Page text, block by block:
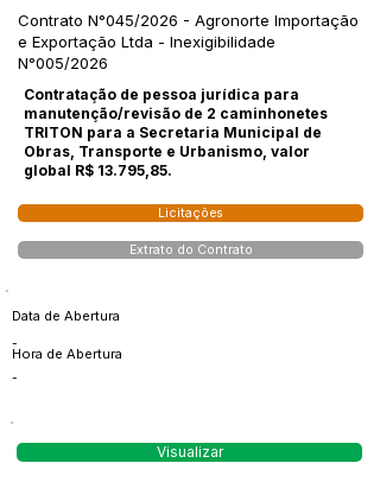
Contrato N°045/2026 - Agronorte Importação
e Exportação Ltda - Inexigibilidade
N°005/2026
Contratação de pessoa jurídica para
manutenção/revisão de 2 caminhonetes
TRITON para a Secretaria Municipal de
Obras, Transporte e Urbanismo, valor
global R$ 13.795,85.
Licitações
Extrato do Contrato
Data de Abertura
-
Hora de Abertura
-
Visualizar